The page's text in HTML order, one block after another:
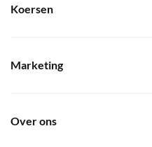
Koersen
Marketing
Over ons